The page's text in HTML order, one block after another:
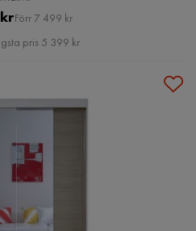
Pris
Original
Pris
Förr 7 499 kr
pris 5 399 kr